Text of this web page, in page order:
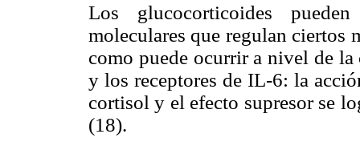
Los glucocorticoides
moleculares que regulan ciertos
como puede ocurrir a nivel de
y los receptores de IL-6: la
cortisol y el efecto supresor se
(18).